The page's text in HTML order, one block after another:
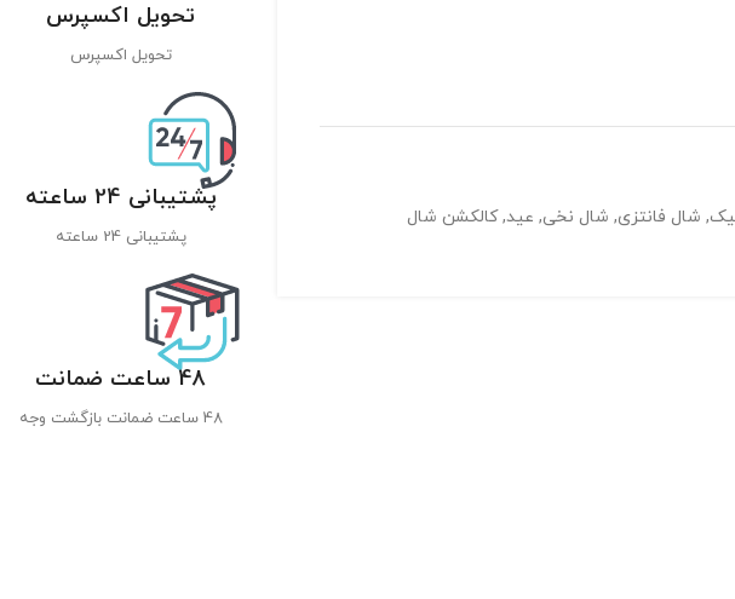
, شال فانتزی, شال نخی, عید, کالکشن شال
تحویل اکسپرس
تحویل اکسپرس
پشتیبانی 24 ساعته
پشتیبانی 24 ساعته
48 ساعت ضمانت
48 ساعت ضمانت بازگشت وجه